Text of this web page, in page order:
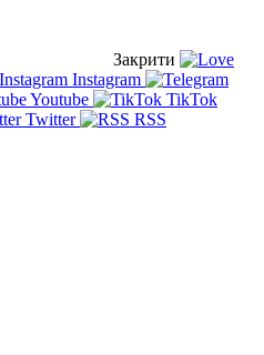
Закрити
Instagram
Youtube
TikTok
Twitter RSS